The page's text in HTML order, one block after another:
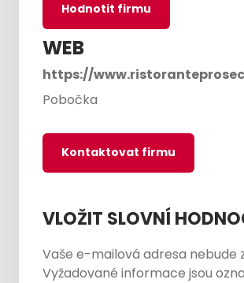
Hodnotit firmu
WEB
https://
Pobočka
Kontaktovat firmu
VLOŽIT SLOVNÍ
Vaše e-mailová adresa nebude
Vyžadované informace jsou